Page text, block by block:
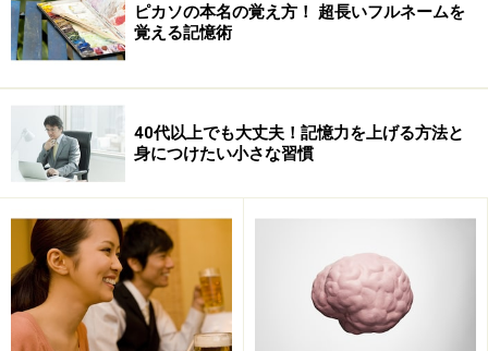
なぜ記憶は「結びつき」か？というと、記憶を行ってい
る「脳」の構造がそうなっているから。
されていますが、それら一つ一つに千から万もの神経回
路がぶらさがり、神経細胞同士を結びつけています。
脳にはまさに桁違いの「結びつき」があり、記憶はこの
ピカソの本名の覚え方！ 超長いフルネームを
覚える記憶術
40代以上でも大丈夫！記憶力を上げる方法と
身につけたい小さな習慣